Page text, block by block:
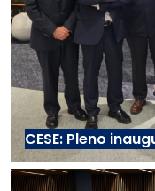
CESE: Pleno